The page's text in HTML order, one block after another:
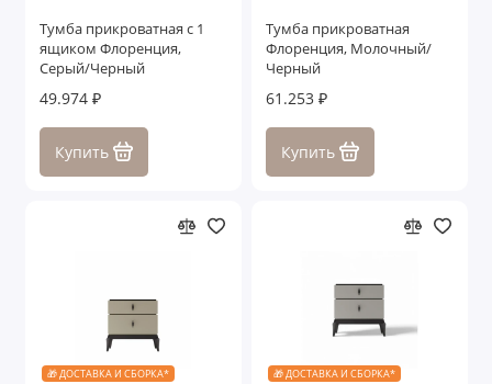
Тумба прикроватная с 1
ящиком Флоренция,
Серый/Черный
49.974 ₽
Купить
Тумба прикроватная
Флоренция, Молочный/
Черный
61.253 ₽
Купить
🎁 ДОСТАВКА И СБОРКА* 🎁 ДОСТАВКА И СБОРКА*